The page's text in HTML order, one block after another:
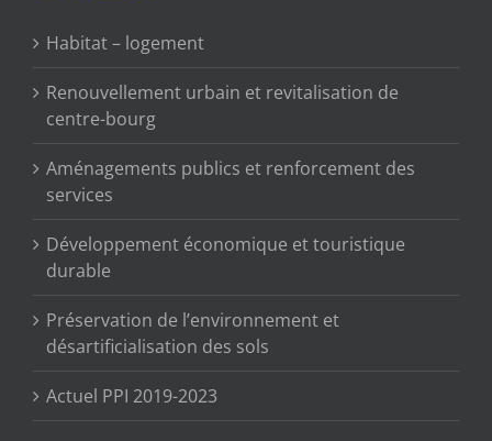
Habitat – logement
Renouvellement urbain et revitalisation de
centre-bourg
Aménagements publics et renforcement des
services
Développement économique et touristique
durable
Préservation de l’environnement et
désartificialisation des sols
Actuel PPI 2019-2023